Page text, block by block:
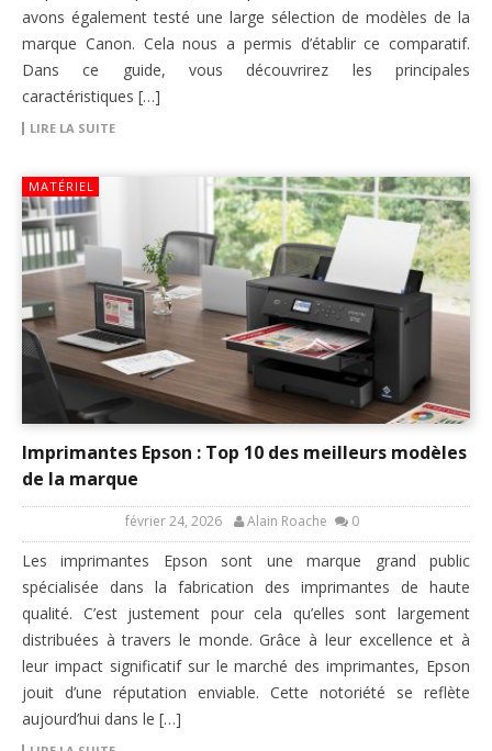
avons également testé une large sélection de modèles de la
marque Canon. Cela nous a permis d’établir ce comparatif.
Dans ce guide, vous découvrirez les principales
caractéristiques […]
LIRE LA SUITE
MATÉRIEL
Imprimantes Epson : Top 10 des meilleurs modèles
de la marque
février 24, 2026 Alain Roache 0
Les imprimantes Epson sont une marque grand public
spécialisée dans la fabrication des imprimantes de haute
qualité. C’est justement pour cela qu’elles sont largement
distribuées à travers le monde. Grâce à leur excellence et à
leur impact significatif sur le marché des imprimantes, Epson
jouit d’une réputation enviable. Cette notoriété se reflète
aujourd’hui dans le […]